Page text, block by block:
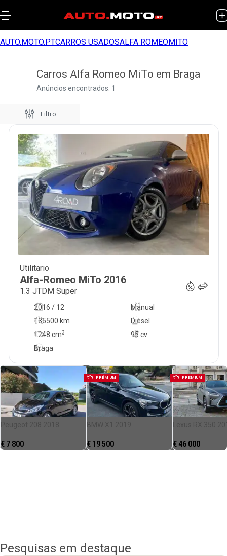
AUTO.MOTO.PTCARROS USADOSALFA ROMEOMITO
Carros Alfa Romeo MiTo em Braga
Anúncios encontrados: 1
Filtro
Utilitario
Alfa-Romeo MiTo 2016
1.3 JTDM Super
2016 / 12
Manual
135500 km
95 cv
Diesel
1248 cm3
Braga
Peugeot 208 2018
€ 7 800
PRÉMIUM
BMW X1 2019
€ 19 500
PRÉMIUM
Lexus RX 350
€ 46 000
Pesquisas em destaque